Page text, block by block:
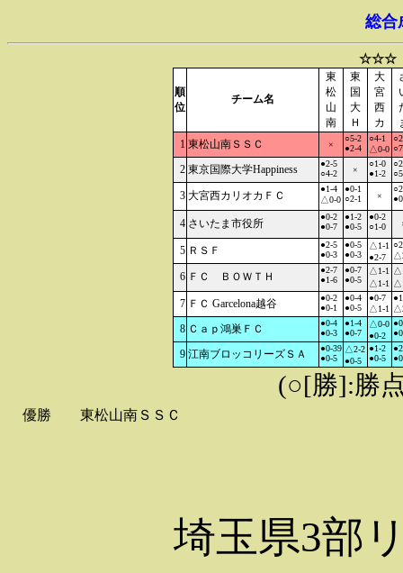
総合
☆☆☆
順
位
チーム名
東
松
山
南
東
国
大
Ｈ
大
宮
西
カ
1 東松山南ＳＳＣ ×
○5-2
●2-4
○4-1
△0-0
2 東京国際大学Happiness
●2-5
○4-2
×
○1-0
●1-2
3 大宮西カリオカＦＣ
●1-4
△0-0
●0-1
○2-1
×
4 さいたま市役所
●0-2
●0-7
●1-2
●0-5
●0-2
○1-0
5 ＲＳＦ
●2-5
●0-3
●0-5
●0-3
△1-1
●2-7
6 ＦＣ ＢＯＷＴＨ
●2-7
●1-6
●0-7
●0-5
△1-1
△1-1
7 ＦＣ Garcelona越谷
●0-2
●0-1
●0-4
●0-5
●0-7
△1-1
8 Ｃａｐ鴻巣ＦＣ
●0-4
●0-3
●1-4
●0-7
△0-0
●0-2
9 江南ブロッコリーズＳＡ
●0-39
●0-5
△2-2
●0-5
●1-2
●0-5
(○[勝]:勝
優勝 東松山南ＳＳＣ
埼玉県3部